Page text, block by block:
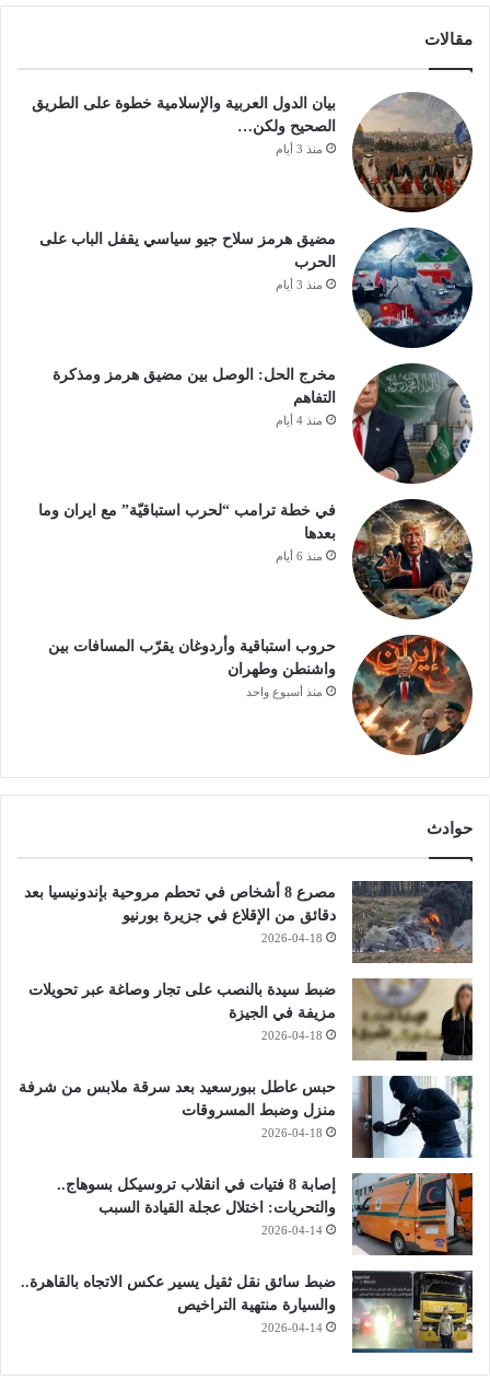
مقالات
بيان الدول العربية والإسلامية خطوة على الطريق
الصحيح ولكن…
منذ 3 أيام
مضيق هرمز سلاح جيو سياسي يقفل الباب على
الحرب
منذ 3 أيام
مخرج الحل: الوصل بين مضيق هرمز ومذكرة
التفاهم
منذ 4 أيام
في خطة ترامب “لحرب استباقيّة” مع ايران وما
بعدها
منذ 6 أيام
حروب استباقية وأردوغان يقرّب المسافات بين
واشنطن وطهران
منذ أسبوع واحد
حوادث
مصرع 8 أشخاص في تحطم مروحية بإندونيسيا بعد
دقائق من الإقلاع في جزيرة بورنيو
2026-04-18
ضبط سيدة بالنصب على تجار وصاغة عبر تحويلات
مزيفة في الجيزة
2026-04-18
حبس عاطل ببورسعيد بعد سرقة ملابس من شرفة
منزل وضبط المسروقات
2026-04-18
إصابة 8 فتيات في انقلاب تروسيكل بسوهاج..
والتحريات: اختلال عجلة القيادة السبب
2026-04-14
ضبط سائق نقل ثقيل يسير عكس الاتجاه بالقاهرة..
والسيارة منتهية التراخيص
2026-04-14